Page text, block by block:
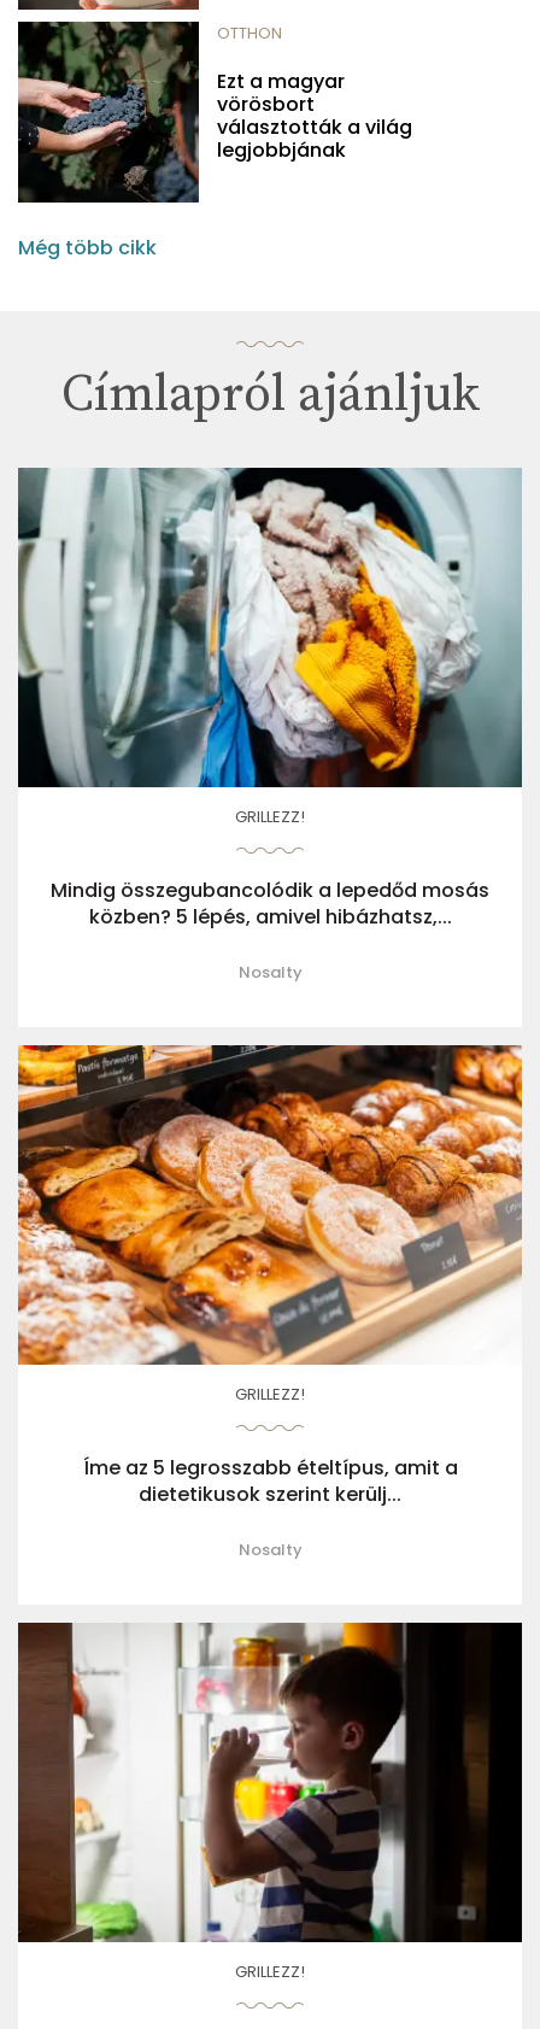
OTTHON
Ezt a magyar
vörösbort
választották a világ
legjobbjának
Még több cikk
Címlapról ajánljuk
GRILLEZZ!
Mindig összegubancolódik a lepedőd mosás
közben? 5 lépés, amivel hibázhatsz,...
Nosalty
GRILLEZZ!
Íme az 5 legrosszabb ételtípus, amit a
dietetikusok szerint kerülj...
Nosalty
GRILLEZZ!